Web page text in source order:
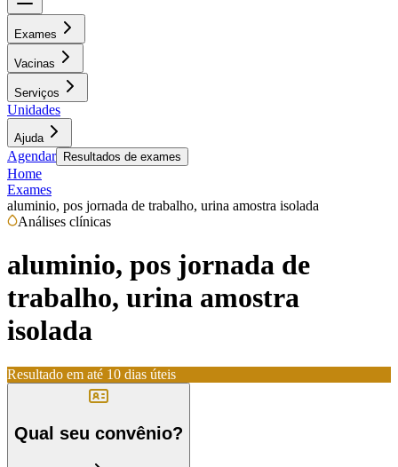
Exames
Vacinas
Serviços
Unidades
Ajuda
Agendar Resultados de exames
Home
Exames
aluminio, pos jornada de trabalho, urina amostra isolada
Análises clínicas
aluminio, pos jornada de
trabalho, urina amostra
isolada
Resultado em até 10 dias úteis
Qual seu convênio?